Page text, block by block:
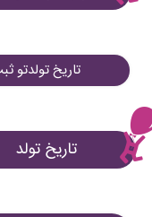
تاریخ تولدتو
تاریخ تولد